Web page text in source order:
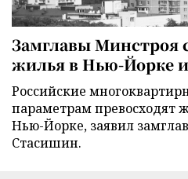
Замглавы Минстроя
жилья в Нью-Йорке
Российские
параметрам превосходят
Нью-Йорке, заявил
Стасишин.